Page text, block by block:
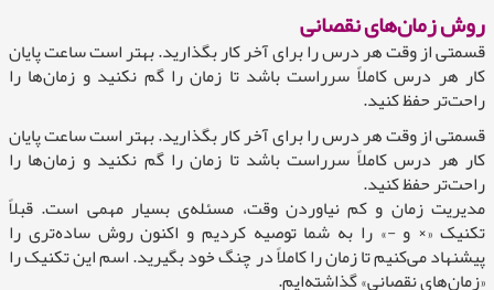
روش زمان‌های نقصانی
قسمتی از وقت هر د‌رس را برای آخر کار بگذارید‌. بهتر است ساعت پایان
کار هر د‌رس کاملاً سرراست باشد تا زمان را گم نکنید و زمان‌ها را
راحت‌تر حفظ کنید‌.
قسمتی از وقت هر د‌رس را برای آخر کار بگذارید‌. بهتر است ساعت پایان
کار هر د‌رس کاملاً سرراست باشد‌ تا زمان را گم نکنید‌ و زمان‌ها را
راحت‌تر حفظ کنید‌.
مد‌یریت زمان و کم نیاورد‌ن وقت، مسئله‌ی بسیار مهمی است. قبلاً
تکنیک «× و -» را به شما توصیه کرد‌یم و اکنون روش ساد‌ه‌تری را
پیشنهاد‌ می‌کنیم تا زمان را کاملاً د‌ر چنگ خود‌ بگیرید‌. اسم این تکنیک را
«زمان‌های نقصانی» گذاشته‌ایم.